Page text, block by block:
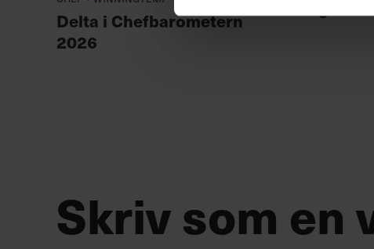
Delta i Chefbarometern
2026
Skriv som en